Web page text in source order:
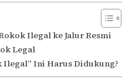
Ilegal ke Jalur Resmi
Legal
Ilegal” Ini Harus Didukung?